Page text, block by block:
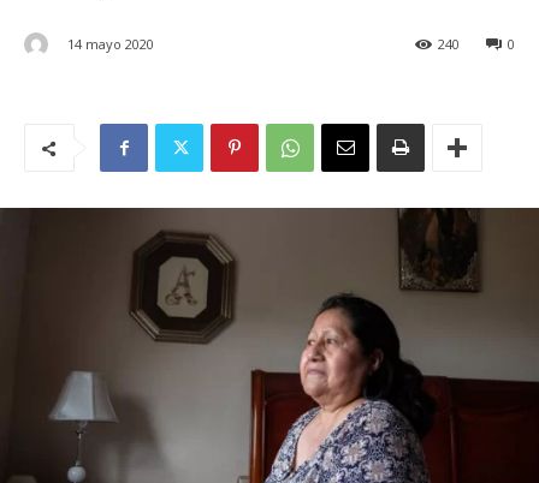
14 mayo 2020 0
240